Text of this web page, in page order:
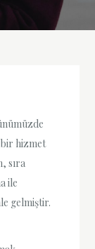
bir hizmet
sıra
ile
gelmiştir.